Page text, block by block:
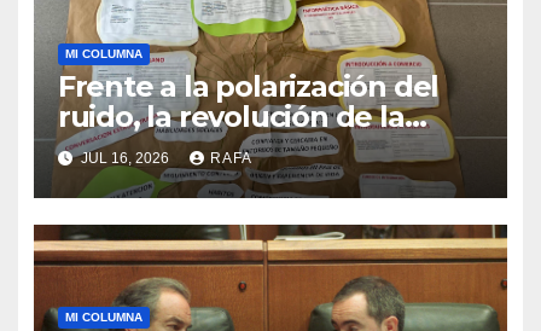
MI COLUMNA
Frente a la polarización del
ruido, la revolución de la
acogida
JUL 16, 2026 RAFA
MI COLUMNA